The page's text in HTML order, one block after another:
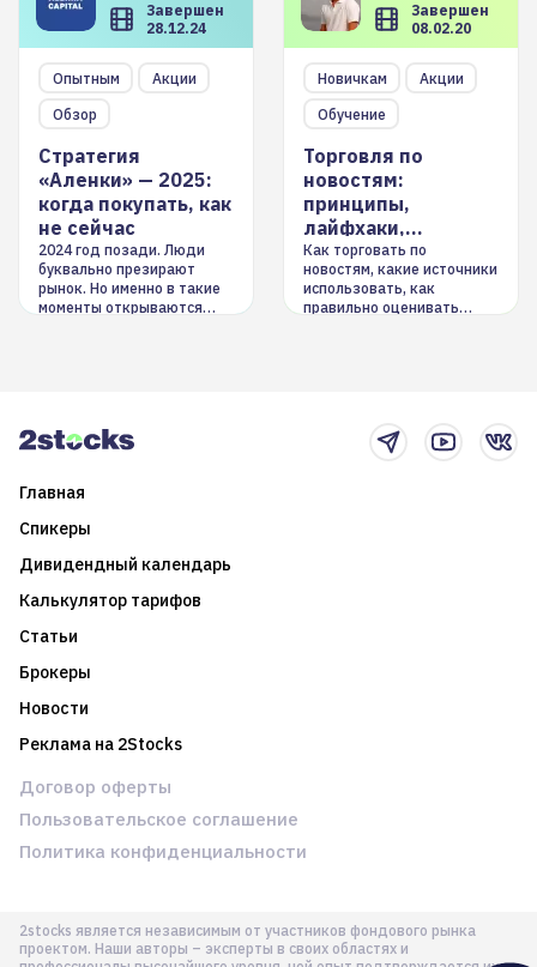
Завершен
28.12.24
Опытным
Акции
Обзор
Стратегия
«Аленки» — 2025:
когда покупать, как
не сейчас
2024 год позади. Люди
буквально презирают
рынок. Но именно в такие
моменты открываются
Завершен
08.02.20
Новичкам
Акции
Обучение
Торговля по
новостям:
принципы,
лайфхаки,
инструменты
Как торговать по
новостям, какие источники
использовать, как
правильно оценивать
Главная
Спикеры
Дивидендный календарь
Калькулятор тарифов
Статьи
Брокеры
Новости
Реклама на 2Stocks
2stocks является независимым от участников фондового рынка
проектом. Наши авторы – эксперты в своих областях и
Договор оферты
Пользовательское соглашение
Политика конфиденциальности